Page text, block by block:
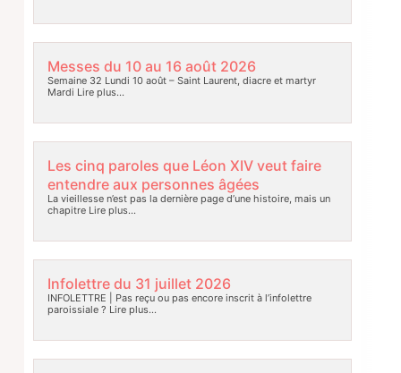
Messes du 10 au 16 août 2026
Semaine 32 Lundi 10 août – Saint Laurent, diacre et martyr
Mardi Lire plus…
Les cinq paroles que Léon XIV veut faire
entendre aux personnes âgées
La vieillesse n’est pas la dernière page d’une histoire, mais un
chapitreLire plus…
Infolettre du 31 juillet 2026
INFOLETTRE | Pas reçu ou pas encore inscrit à l’infolettre
paroissiale ? Lire plus…